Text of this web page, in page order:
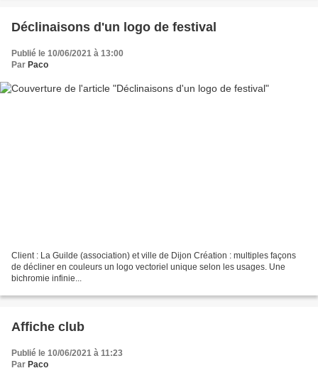
Déclinaisons d'un logo de festival
Publié le 10/06/2021 à 13:00
Par Paco
Client : La Guilde (association) et ville de Dijon Création : multiples façons
de décliner en couleurs un logo vectoriel unique selon les usages. Une
bichromie infinie...
Affiche club
Publié le 10/06/2021 à 11:23
Par Paco